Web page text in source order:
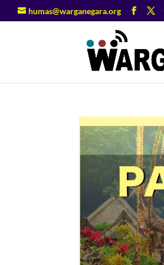
humas@warganegara.org